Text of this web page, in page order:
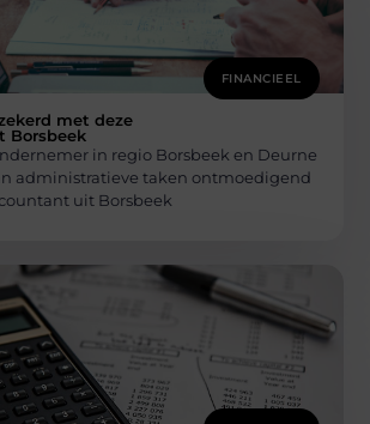
FINANCIEEL
met deze
Borsbeek
in regio Borsbeek en Deurne
administratieve taken ontmoedigend
uit Borsbeek